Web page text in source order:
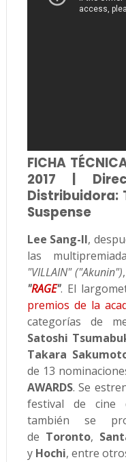
FICHA
2017 |
Distribuidora:
Suspense
Lee Sang-Il,
las
"VILLAIN" ("Akunin")
"RAGE". El
premios de la
categorías de
Satoshi
Takara
de 13
AWARDS. Se
festival de cine
también se
de Toronto,
y Hochi, entre